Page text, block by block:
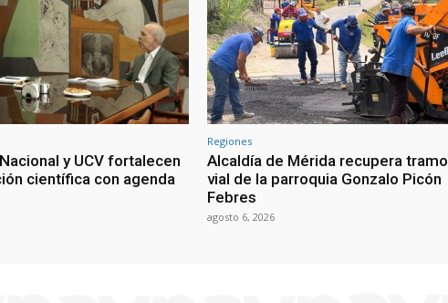
y UCV fortalecen
científica con agenda
Regiones
Alcaldía de Mérida recupera tramo
vial de la parroquia Gonzalo Picón
Febres
agosto 6, 2026